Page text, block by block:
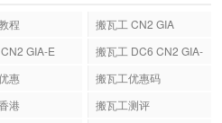
程
搬瓦工 CN2 GIA
GIA-E
搬瓦工 DC6 CN2 GIA-
惠
搬瓦工优惠码
港
搬瓦工测评